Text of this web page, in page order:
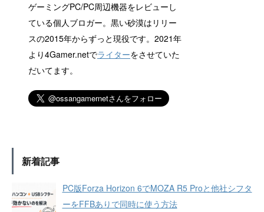
ゲーミングPC/PC周辺機器をレビューし
ている個人ブロガー。黒い砂漠はリリー
スの2015年からずっと現役です。2021年
より4Gamer.netでライターをさせていた
だいてます。
新着記事
PC版Forza Horizon 6でMOZA R5 Proと他社シフタ
ーをFFBありで同時に使う方法